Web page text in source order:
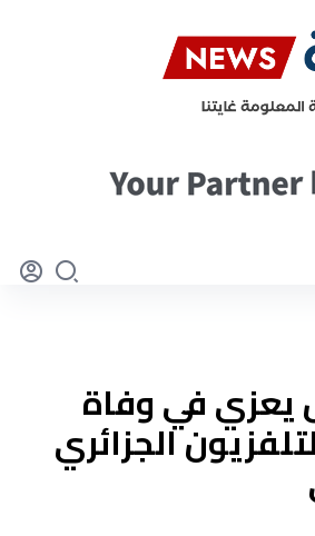
يعزي في وفاة
الجزائري